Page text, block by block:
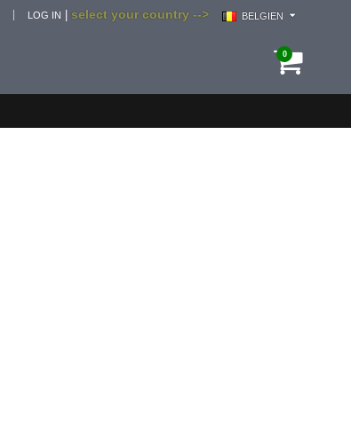
select your country --> BELGIEN
LOG IN
0